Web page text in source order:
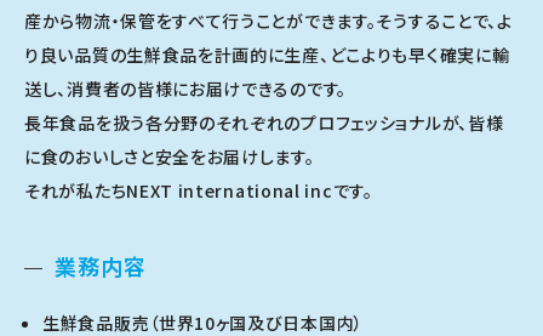
産から物流・保管をすべて行うことができます。そうすることで、よ
り良い品質の生鮮食品を計画的に生産、どこよりも早く確実に輸
送し、消費者の皆様にお届けできるのです。
長年食品を扱う各分野のそれぞれのプロフェッショナルが、皆様
に食のおいしさと安全をお届けします。
それが私たちNEXT international incです。
業務内容
生鮮食品販売（世界10ヶ国及び日本国内）